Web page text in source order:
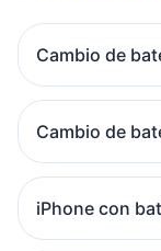
Cambio de
Cambio de
iPhone con